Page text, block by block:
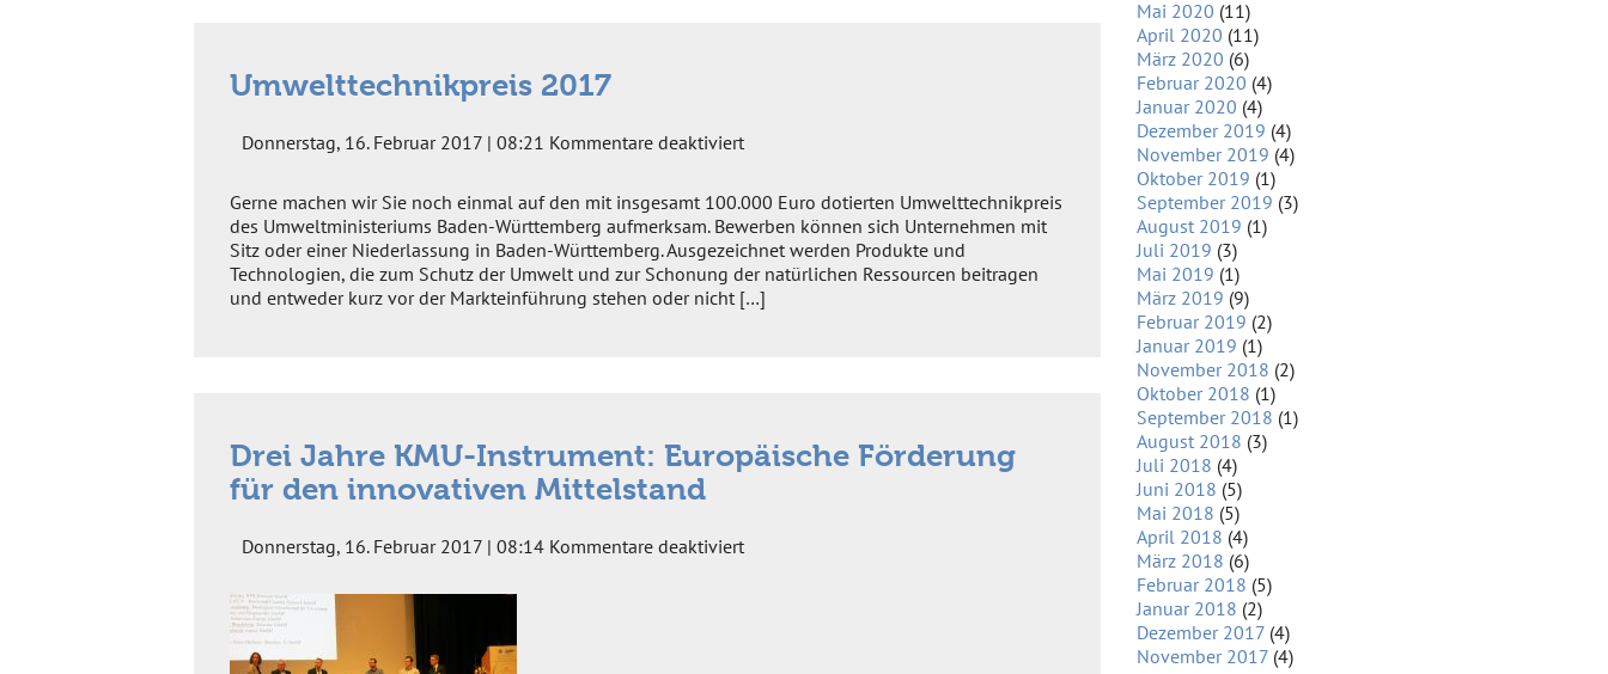
Umwelttechnikpreis 2017
Donnerstag, 16. Februar 2017 | 08:21 Kommentare deaktiviertfür
Gerne machen wir Sie noch einmal auf den mit insgesamt 100.000 Euro dotierten Umwelttechnikpreis
des Umweltministeriums Baden-Württemberg aufmerksam. Bewerben können sich Unternehmen mit
Sitz oder einer Niederlassung in Baden-Württemberg. Ausgezeichnet werden Produkte und
Technologien, die zum Schutz der Umwelt und zur Schonung der natürlichen Ressourcen beitragen
und entweder kurz vor der Markteinführung stehen oder nicht […]
Drei Jahre KMU-Instrument: Europäische Förderung
für den innovativen Mittelstand
Donnerstag, 16. Februar 2017 | 08:14 Kommentare deaktiviertfür
Mai 2020 (11)
April 2020 (11)
März 2020 (6)
Februar 2020 (4)
Januar 2020 (4)
Dezember 2019 (4)
November 2019 (4)
Oktober 2019 (1)
September 2019 (3)
August 2019 (1)
Juli 2019 (3)
Mai 2019 (1)
März 2019 (9)
Februar 2019 (2)
Januar 2019 (1)
November 2018 (2)
Oktober 2018 (1)
September 2018 (1)
August 2018 (3)
Juli 2018 (4)
Juni 2018 (5)
Mai 2018 (5)
April 2018 (4)
März 2018 (6)
Februar 2018 (5)
Januar 2018 (2)
Dezember 2017(4)
November 2017(4)